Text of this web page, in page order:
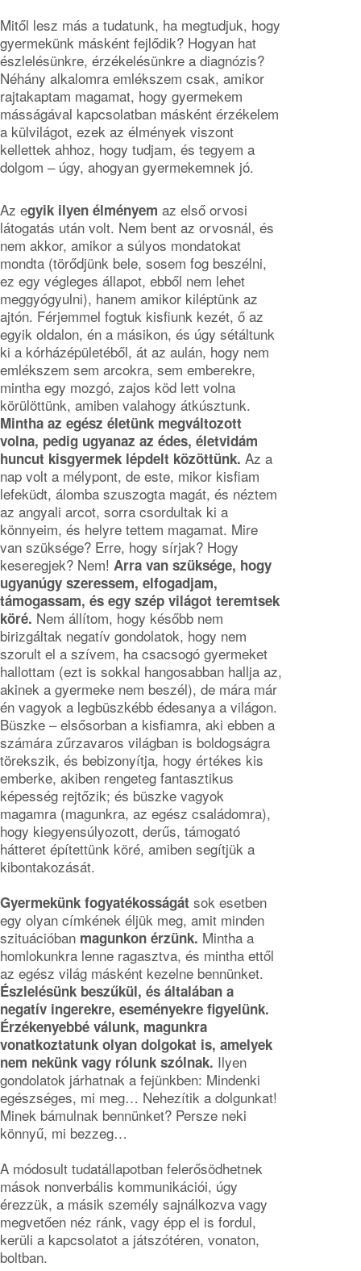
Mitől lesz más a tudatunk, ha megtudjuk, hogy
gyermekünk másként fejlődik? Hogyan hat
észlelésünkre, érzékelésünkre a diagnózis?
Néhány alkalomra emlékszem csak, amikor
rajtakaptam magamat, hogy gyermekem
másságával kapcsolatban másként érzékelem
a külvilágot, ezek az élmények viszont
kellettek ahhoz, hogy tudjam, és tegyem a
dolgom – úgy, ahogyan gyermekemnek jó.
Az egyik ilyen élményem az első orvosi
látogatás után volt. Nem bent az orvosnál, és
nem akkor, amikor a súlyos mondatokat
mondta (törődjünk bele, sosem fog beszélni,
ez egy végleges állapot, ebből nem lehet
meggyógyulni), hanem amikor kiléptünk az
ajtón. Férjemmel fogtuk kisfiunk kezét, ő az
egyik oldalon, én a másikon, és úgy sétáltunk
ki a kórházépületéből, át az aulán, hogy nem
emlékszem sem arcokra, sem emberekre,
mintha egy mozgó, zajos köd lett volna
körülöttünk, amiben valahogy átkúsztunk.
Mintha az egész életünk megváltozott
volna, pedig ugyanaz az édes, életvidám
huncut kisgyermek lépdelt közöttünk. Az a
nap volt a mélypont, de este, mikor kisfiam
lefeküdt, álomba szuszogta magát, és néztem
az angyali arcot, sorra csordultak ki a
könnyeim, és helyre tettem magamat. Mire
van szüksége? Erre, hogy sírjak? Hogy
keseregjek? Nem! Arra van szüksége, hogy
ugyanúgy szeressem, elfogadjam,
támogassam, és egy szép világot teremtsek
köré. Nem állítom, hogy később nem
birizgáltak negatív gondolatok, hogy nem
szorult el a szívem, ha csacsogó gyermeket
hallottam (ezt is sokkal hangosabban hallja az,
akinek a gyermeke nem beszél), de mára már
én vagyok a legbüszkébb édesanya a világon.
Büszke – elsősorban a kisfiamra, aki ebben a
számára zűrzavaros világban is boldogságra
törekszik, és bebizonyítja, hogy értékes kis
emberke, akiben rengeteg fantasztikus
képesség rejtőzik; és büszke vagyok
magamra (magunkra, az egész családomra),
hogy kiegyensúlyozott, derűs, támogató
hátteret építettünk köré, amiben segítjük a
kibontakozását.
Gyermekünk fogyatékosságát sok esetben
egy olyan címkének éljük meg, amit minden
szituációban magunkon érzünk. Mintha a
homlokunkra lenne ragasztva, és mintha ettől
az egész világ másként kezelne bennünket.
Észlelésünk beszűkül, és általában a
negatív ingerekre, eseményekre figyelünk.
Érzékenyebbé válunk, magunkra
vonatkoztatunk olyan dolgokat is, amelyek
nem nekünk vagy rólunk szólnak. Ilyen
gondolatok járhatnak a fejünkben: Mindenki
egészséges, mi meg… Nehezítik a dolgunkat!
Minek bámulnak bennünket? Persze neki
könnyű, mi bezzeg…
A módosult tudatállapotban felerősödhetnek
mások nonverbális kommunikációi, úgy
érezzük, a másik személy sajnálkozva vagy
megvetően néz ránk, vagy épp el is fordul,
kerüli a kapcsolatot a játszótéren, vonaton,
boltban.